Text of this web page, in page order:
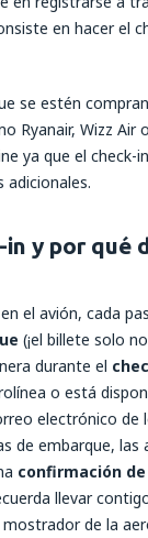
en hacer el
se estén
Ryanair, Wizz Air
ya que el check-
in y por qué
el avión, cada
(¡el billete solo
durante el
o está
electrónico de
de embarque, las
confirmación
llevar
de la